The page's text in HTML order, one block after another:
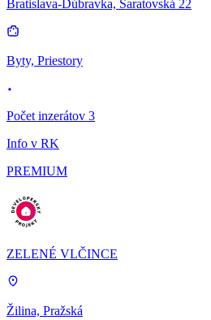
Bratislava-Dúbravka, Saratovská 22
Byty, Priestory
Počet inzerátov 3
Info v RK
PREMIUM
ZELENÉ VLČINCE
Žilina, Pražská